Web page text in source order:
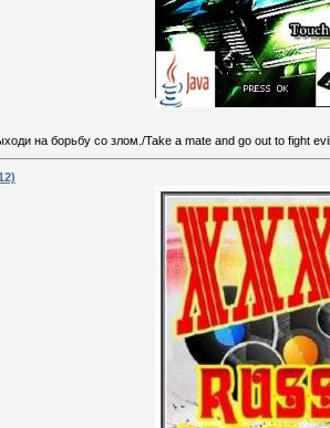
на борьбу со злом./Take a mate and go out to fight